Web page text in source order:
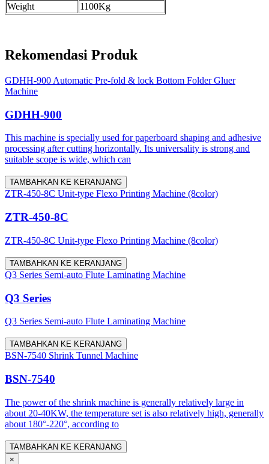
Weight
1100Kg
Rekomendasi Produk
GDHH-900 Automatic Pre-fold & lock Bottom Folder Gluer
Machine
GDHH-900
This machine is specially used for paperboard shaping and adhesive
processing after cutting horizontally. Its universality is strong and
suitable scope is wide, which can
TAMBAHKAN KE KERANJANG
ZTR-450-8C Unit-type Flexo Printing Machine (8color)
ZTR-450-8C
ZTR-450-8C Unit-type Flexo Printing Machine (8color)
TAMBAHKAN KE KERANJANG
Q3 Series Semi-auto Flute Laminating Machine
Q3 Series
Q3 Series Semi-auto Flute Laminating Machine
TAMBAHKAN KE KERANJANG
BSN-7540 Shrink Tunnel Machine
BSN-7540
The power of the shrink machine is generally relatively large in
about 20-40KW, the temperature set is also relatively high, generally
about 180°-220°, according to
TAMBAHKAN KE KERANJANG
×